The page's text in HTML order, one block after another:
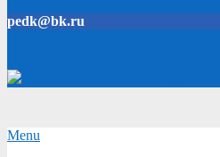
pedk@bk.ru
Secondary
Menu